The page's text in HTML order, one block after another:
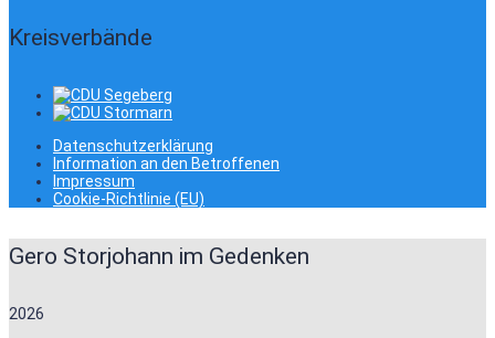
Kreisverbände
Datenschutzerklärung
Information an den Betroffenen
Impressum
Cookie-Richtlinie (EU)
Gero Storjohann im Gedenken
2026